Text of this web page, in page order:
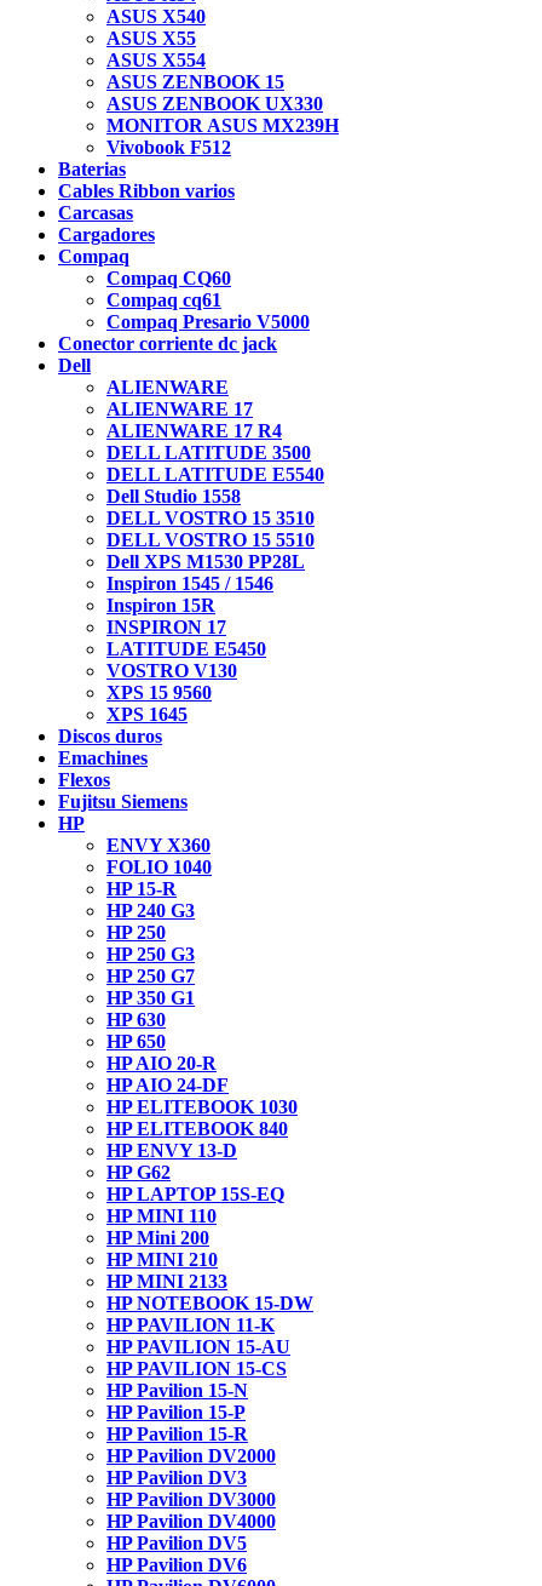
ASUS X540
ASUS X55
ASUS X554
ASUS ZENBOOK 15
ASUS ZENBOOK UX330
MONITOR ASUS MX239H
Vivobook F512
Baterias
Cables Ribbon varios
Carcasas
Cargadores
Compaq
Compaq CQ60
Compaq cq61
Compaq Presario V5000
Conector corriente dc jack
Dell
ALIENWARE
ALIENWARE 17
ALIENWARE 17 R4
DELL LATITUDE 3500
DELL LATITUDE E5540
Dell Studio 1558
DELL VOSTRO 15 3510
DELL VOSTRO 15 5510
Dell XPS M1530 PP28L
Inspiron 1545 / 1546
Inspiron 15R
INSPIRON 17
LATITUDE E5450
VOSTRO V130
XPS 15 9560
XPS 1645
Discos duros
Emachines
Flexos
Fujitsu Siemens
HP
ENVY X360
FOLIO 1040
HP 15-R
HP 240 G3
HP 250
HP 250 G3
HP 250 G7
HP 350 G1
HP 630
HP 650
HP AIO 20-R
HP AIO 24-DF
HP ELITEBOOK 1030
HP ELITEBOOK 840
HP ENVY 13-D
HP G62
HP LAPTOP 15S-EQ
HP MINI 110
HP Mini 200
HP MINI 210
HP MINI 2133
HP NOTEBOOK 15-DW
HP PAVILION 11-K
HP PAVILION 15-AU
HP PAVILION 15-CS
HP Pavilion 15-N
HP Pavilion 15-P
HP Pavilion 15-R
HP Pavilion DV2000
HP Pavilion DV3
HP Pavilion DV3000
HP Pavilion DV4000
HP Pavilion DV5
HP Pavilion DV6